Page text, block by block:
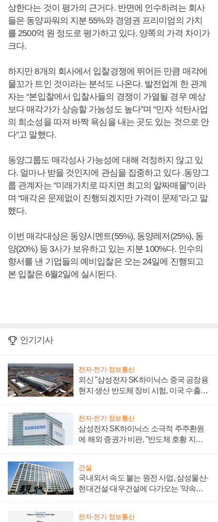
상한다는 것이 평가의 근거다. 반면에 인수하려는 회사
들은 동양파워의 지분 55%와 경영권 프리미엄의 가치
를 2500억 원 정도로 평가하고 있다. 양쪽의 가격 차이가
크다.
하지만 8개의 회사에서 입찰경쟁에 뛰어든 만큼 매각에
물꼬가 트인 것이라는 분석도 나온다. 발전업계 한 관계
자는 “본입찰에서 입찰사들의 경쟁이 가열될 경우 예상
보다 매각가가 상승할 가능성도 높다”며 “민자 석탄사업
의 희소성을 따져 바짝 욕심을 내는 곳도 있는 것으로 안
다”고 말했다.
동양그룹도 매각성사 가능성에 대해 걱정하지 않고 있
다. 얼마나 받을 것인지에 관심을 집중하고 있다 .동양그
룹 관계자는 “미래가치로 따지면 최고의 알짜매물”이라
며 “매각은 문제없이 진행되겠지만 가격이 문제”라고 말
했다.
이번 매각대상은 동양시멘트(55%), 동양레저(25%), 동
양(20%) 등 3사가 보유하고 있는 지분 100%다. 인수의
향서를 낸 기업들의 예비입찰은 오는 24일에 진행되고
본 입찰은 6월2일에 실시된다.
인기기사
전자·전기·정보통신
외신 "삼성전자 SK하이닉스 중국 공장용
현지 생산 반도체 장비 시험, 미국 수출통
전자·전기·정보통신
삼성전자 SK하이닉스 소극적 주주환원
에 해외 증권가 비판, "반도체 호황 지속
건설
국내외서 속도 붙는 원전 사업, 삼성물산·
현대건설·대우건설에 다가오는 '약속의
전자·전기·정보통신